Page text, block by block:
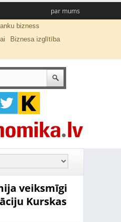
par mums
bizness
Biznesa izglītība
veiksmīgi
Kurskas